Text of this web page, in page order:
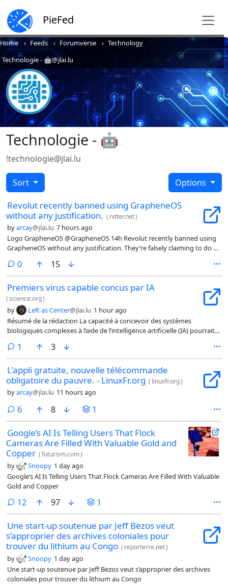
PieFed
Home Feeds Forumverse
Technology
Technologie - 🤖@jlai.lu
Technologie - 🤖
!technologie@jlai.lu
Sort Options
Revolut recently banned using GrapheneOS
without any justification. ( nitter.net)
byarcay@jlai.lu 7 hours ago
Logo GrapheneOS @GrapheneOS 14h Revolut recently banned using
GrapheneOS without any justification. They’re falsely claiming to do be
Google Play. Revolut doesn’t enforce security standards. It runs on
Android 9 with no patches since 2018.
0comments
15
Premiers virus capable concus par IA
(science.org)
by Left as Center@jlai.lu 1 hour ago
Résumé de la rédaction La capacité à concevoir des systèmes
biologiques complexes à l’aide de l’intelligence artificielle (IA) pourrait
présent largement limités à l’échelle des gènes et des protéines
individuels, la conception de génomes entiers restant hors de portée.
King et al. ont utilisé des modèles d’IA générative entraînés sur des
millions de génomes naturels pour concevoir des bactériophages
complets (voir la « Perspective » d’Inglesby et Hanke). Les tests
expérimentaux ont permis d’obtenir 16 génomes fonctionnels
présentant des séquences, des structures et des profils d’aptitude
des bactéries ayant développé une résistance à un bactériophage
naturel. Ces travaux jettent les bases d’une conception guidée par l’IA
de fonctions biologiques à l’échelle du génome entier. —Di Jiang
1 comment
3
L'appli gratuite, nouvelle télécommande
obligatoire du pauvre. - LinuxFr.org ( linuxfr.org)
byarcay@jlai.lu 11 hours ago
6comments
8 1
Google’s AI Is Telling Users That Flock
Cameras Are Filled With Valuable Gold and
Copper (futurism.com)
by Snoopy 1 day ago
Google’s AI Is Telling Users That Flock Cameras Are Filled With Valuable
Gold and Copper
12 comments
97 1
Une start-up soutenue par Jeff Bezos veut
s’approprier des archives coloniales pour
trouver du lithium au Congo ( reporterre.net)
by Snoopy 1 day ago
Une start-up soutenue par Jeff Bezos veut s’approprier des archives
coloniales pour trouver du lithium au Congo